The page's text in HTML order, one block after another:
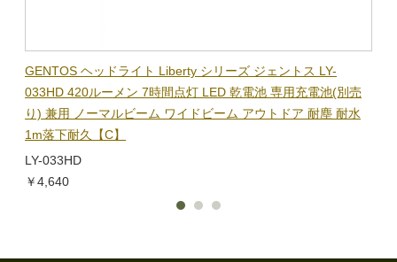
GENTOS ヘッドライト Liberty シリーズ ジェントス LY-
033HD 420ルーメン 7時間点灯 LED 乾電池 専用充電池(別売
り) 兼用 ノーマルビーム ワイドビーム アウトドア 耐塵 耐水
1m落下耐久【C】
LY-033HD
￥4,640